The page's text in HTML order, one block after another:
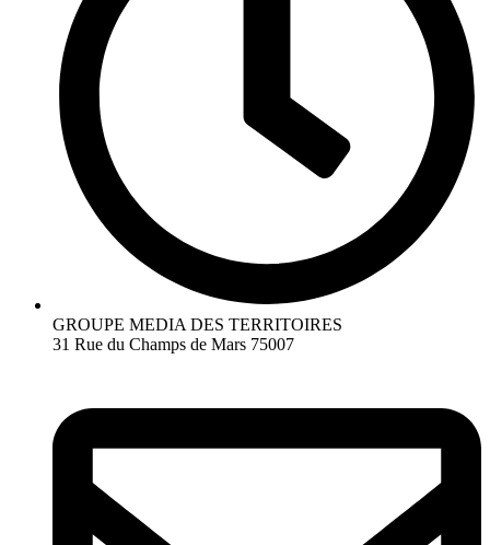
GROUPE MEDIA DES TERRITOIRES
31 Rue du Champs de Mars 75007